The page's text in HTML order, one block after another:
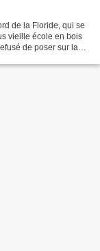
de la Floride, qui se
vieille école en bois
de poser sur la